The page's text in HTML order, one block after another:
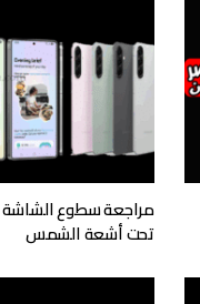
تحت أشعة الشمس